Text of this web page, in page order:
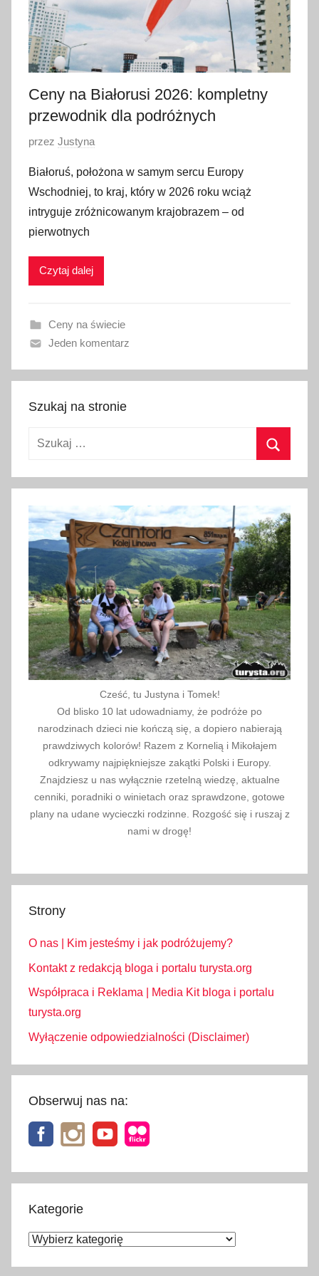
Ceny na Białorusi 2026: kompletny
przewodnik dla podróżnych
O
u
b
l
i
w
n
o
s
t
n
a
2
0
6
przez Justyna
Białoruś, położona w samym sercu Europy
Wschodniej, to kraj, który w 2026 roku wciąż
intryguje zróżnicowanym krajobrazem – od
pierwotnych
Czytaj dalej
Ceny na świecie
Jeden komentarz
Szukaj na stronie
Szukaj:
Cześć, tu Justyna i Tomek!
Od blisko 10 lat udowadniamy, że podróże po
narodzinach dzieci nie kończą się, a dopiero nabierają
prawdziwych kolorów! Razem z Kornelią i Mikołajem
odkrywamy najpiękniejsze zakątki Polski i Europy.
Znajdziesz u nas wyłącznie rzetelną wiedzę, aktualne
cenniki, poradniki o winietach oraz sprawdzone, gotowe
plany na udane wycieczki rodzinne. Rozgość się i ruszaj z
nami w drogę!
Strony
O nas | Kim jesteśmy i jak podróżujemy?
Kontakt z redakcją bloga i portalu turysta.org
Współpraca i Reklama | Media Kit bloga i portalu
turysta.org
Wyłączenie odpowiedzialności (Disclaimer)
Obserwuj nas na:
Kategorie
Kategorie